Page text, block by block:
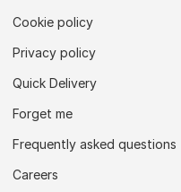
Cookie policy
Privacy policy
Quick Delivery
Forget me
Frequently asked questions
Careers